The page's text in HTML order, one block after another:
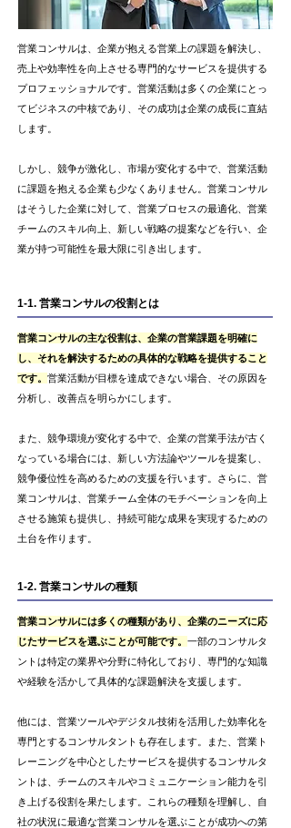
営業コンサルは、企業が抱える営業上の課題を解決し、
売上や効率性を向上させる専門的なサービスを提供する
プロフェッショナルです。営業活動は多くの企業にとっ
てビジネスの中核であり、その成功は企業の成長に直結
します。
しかし、競争が激化し、市場が変化する中で、営業活動
に課題を抱える企業も少なくありません。営業コンサル
はそうした企業に対して、営業プロセスの最適化、営業
チームのスキル向上、新しい戦略の提案などを行い、企
業が持つ可能性を最大限に引き出します。
1-1. 営業コンサルの役割とは
営業コンサルの主な役割は、企業の営業課題を明確に
し、それを解決するための具体的な戦略を提供すること
です。 営業活動が目標を達成できない場合、その原因を
分析し、改善点を明らかにします。
また、競争環境が変化する中で、企業の営業手法が古く
なっている場合には、新しい方法論やツールを提案し、
競争優位性を高めるための支援を行います。さらに、営
業コンサルは、営業チーム全体のモチベーションを向上
させる施策も提供し、持続可能な成果を実現するための
土台を作ります。
1-2. 営業コンサルの種類
営業コンサルには多くの種類があり、企業のニーズに応
じたサービスを選ぶことが可能です。 一部のコンサルタ
ントは特定の業界や分野に特化しており、専門的な知識
や経験を活かして具体的な課題解決を支援します。
他には、営業ツールやデジタル技術を活用した効率化を
専門とするコンサルタントも存在します。また、営業ト
レーニングを中心としたサービスを提供するコンサルタ
ントは、チームのスキルやコミュニケーション能力を引
き上げる役割を果たします。これらの種類を理解し、自
社の状況に最適な営業コンサルを選ぶことが成功への第